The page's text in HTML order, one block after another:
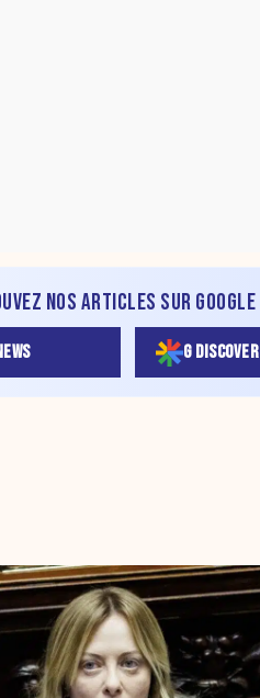
NOS ARTICLES SUR GOOGLE
G DISCOVER